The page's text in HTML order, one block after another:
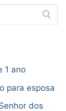
1 ano
para esposa
dos